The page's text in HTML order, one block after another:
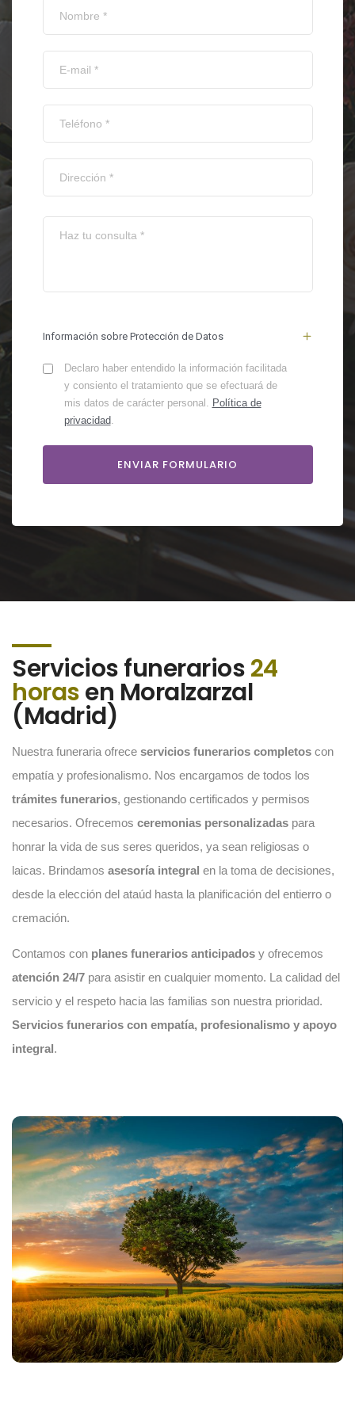
Información sobre Protección de Datos
Declaro haber entendido la información facilitada
y consiento el tratamiento que se efectuará de
mis datos de carácter personal. Política de
privacidad.
Servicios funerarios24
horasen Moralzarzal
(Madrid)
Nuestra funeraria ofrece servicios funerarios completos con
empatía y profesionalismo. Nos encargamos de todos los
trámites funerarios, gestionando certificados y permisos
necesarios. Ofrecemos ceremonias personalizadas para
honrar la vida de sus seres queridos, ya sean religiosas o
laicas. Brindamos asesoría integral en la toma de decisiones,
desde la elección del ataúd hasta la planificación del entierro o
cremación.
Contamos con planes funerarios anticipados y ofrecemos
atención 24/7 para asistir en cualquier momento. La calidad del
servicio y el respeto hacia las familias son nuestra prioridad.
Servicios funerarios con empatía, profesionalismo y apoyo
integral.